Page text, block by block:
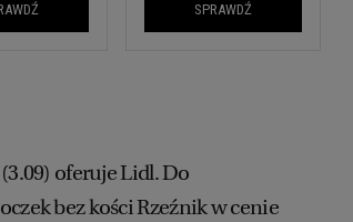
SPRAWDŹ
oferuje Lidl. Do
bez kości Rzeźnik w cenie